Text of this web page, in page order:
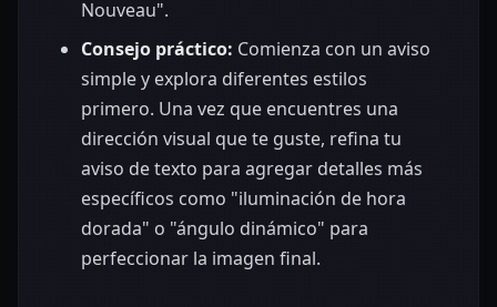
Nouveau".
Consejo práctico: Comienza con un aviso
simple y explora diferentes estilos
primero. Una vez que encuentres una
dirección visual que te guste, refina tu
aviso de texto para agregar detalles más
específicos como "iluminación de hora
dorada" o "ángulo dinámico" para
perfeccionar la imagen final.